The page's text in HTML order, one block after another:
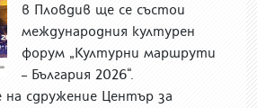
в Пловдив ще се състои
международния културен
форум „Културни маршрути
– България 2026“.
сдружение Център за